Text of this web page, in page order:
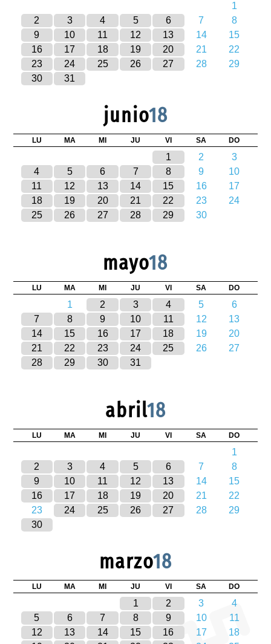
1
2
3 4 5 6 7
8
9
10 11 12 13 14
15
16
17 18 19 20 21
22
23
24 25 26 27 28
29
30
31
junio18
LU MA MI JU VI SA DO
1 2
3
4
5 6 7 8 9
10
11
12 13 14 15 16
17
18
19 20 21 22 23
24
25
26 27 28 29 30
mayo18
LU MA MI JU VI SA DO
1 2 3 4 5
6
7
8 9 10 11 12
13
14
15 16 17 18 19
20
21
22 23 24 25 26
27
28
29 30 31
abril18
LU MA MI JU VI SA DO
1
2
3 4 5 6 7
8
9
10 11 12 13 14
15
16
17 18 19 20 21
22
23
24 25 26 27 28
29
30
marzo18
LU MA MI JU VI SA DO
1 2 3
4
5
6 7 8 9 10
11
12
13 14 15 16 17
18